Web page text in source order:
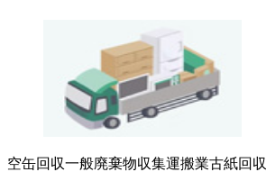
空缶回収一般廃棄物収集運搬業古紙回収